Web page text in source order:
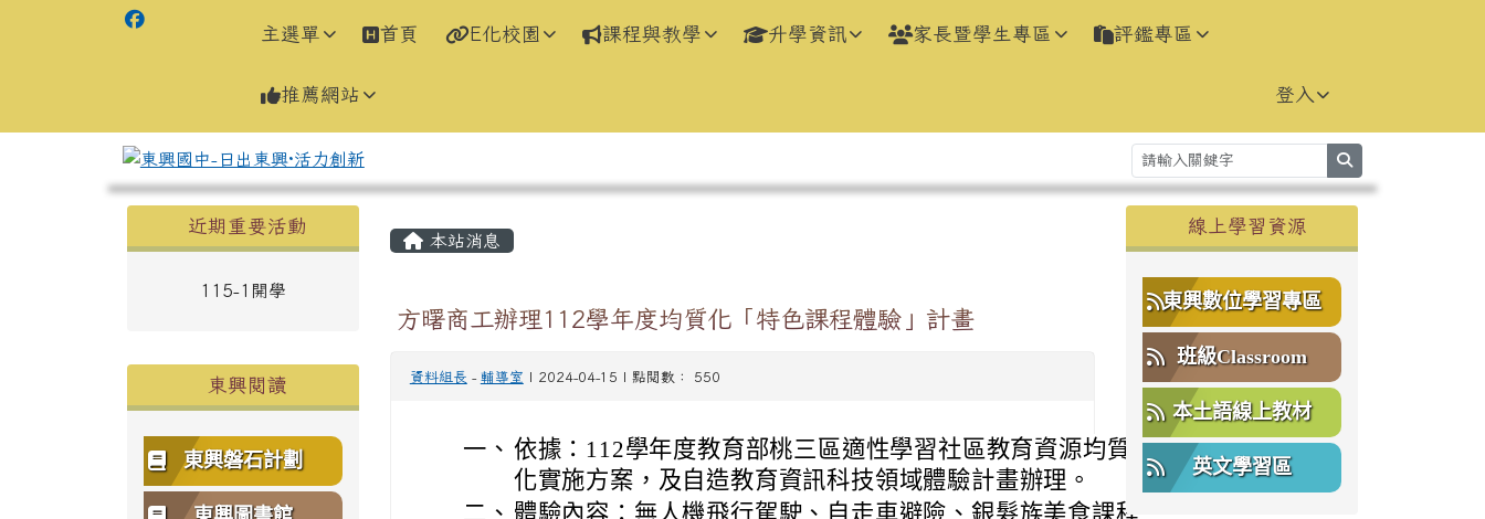
主選單 首頁 E化校園 課程與教學 升學資訊 家長暨學生專區 評鑑專區
推薦網站 登入
左邊區域內容
近期重要活動
115-1開學
東興閱讀
東興磐石計劃
主內容區域
本站消息
方曙商工辦理112學年度均質化「特色課程體驗」計畫
資料組長 - 輔導室 | 2024-04-15 | 點閱數： 550
一、 依據：112學年度教育部桃三區適性學習社區教育資源均質
化實施方案，及自造教育資訊科技領域體驗計畫辦理。
二、 體驗內容：無人機飛行駕駛、自走車避險、銀髮族美食課程
右邊區域內容
線上學習資源
東興數位學習專區
班級Classroom
本土語線上教材
英文學習區